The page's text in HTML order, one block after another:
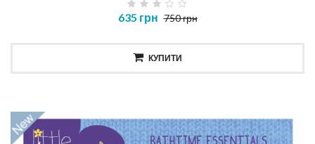
635 грн 750 грн
КУПИТИ